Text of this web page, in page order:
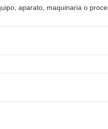
aparato, maquinaria o